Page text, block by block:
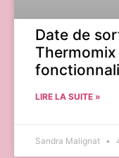
Date de
LIRE LA SUITE »
Sandra Malignat